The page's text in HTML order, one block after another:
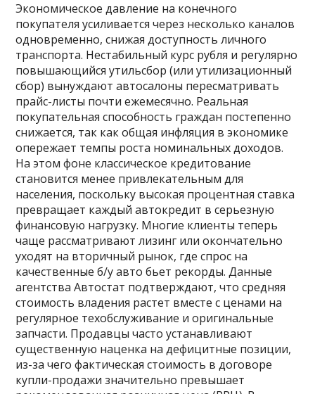
Экономическое давление на конечного
покупателя усиливается через несколько каналов
одновременно, снижая доступность личного
транспорта. Нестабильный курс рубля и регулярно
повышающийся утильсбор (или утилизационный
сбор) вынуждают автосалоны пересматривать
прайс-листы почти ежемесячно. Реальная
покупательная способность граждан постепенно
снижается, так как общая инфляция в экономике
опережает темпы роста номинальных доходов.
На этом фоне классическое кредитование
становится менее привлекательным для
населения, поскольку высокая процентная ставка
превращает каждый автокредит в серьезную
финансовую нагрузку. Многие клиенты теперь
чаще рассматривают лизинг или окончательно
уходят на вторичный рынок, где спрос на
качественные б/у авто бьет рекорды. Данные
агентства Автостат подтверждают, что средняя
стоимость владения растет вместе с ценами на
регулярное техобслуживание и оригинальные
запчасти. Продавцы часто устанавливают
существенную наценка на дефицитные позиции,
из-за чего фактическая стоимость в договоре
купли-продажи значительно превышает